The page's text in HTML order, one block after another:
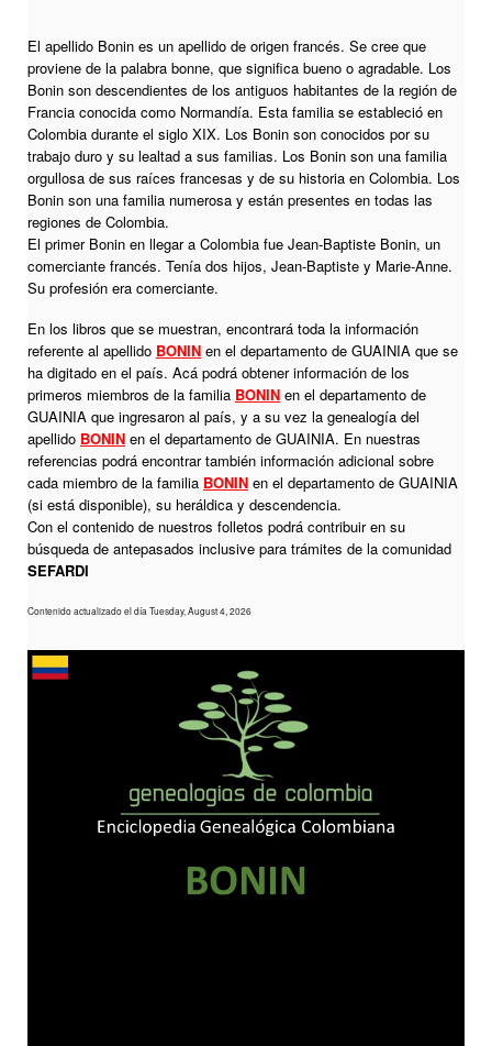
El apellido Bonin es un apellido de origen francés. Se cree que
proviene de la palabra bonne, que significa bueno o agradable. Los
Bonin son descendientes de los antiguos habitantes de la región de
Francia conocida como Normandía. Esta familia se estableció en
Colombia durante el siglo XIX. Los Bonin son conocidos por su
trabajo duro y su lealtad a sus familias. Los Bonin son una familia
orgullosa de sus raíces francesas y de su historia en Colombia. Los
Bonin son una familia numerosa y están presentes en todas las
regiones de Colombia.
El primer Bonin en llegar a Colombia fue Jean-Baptiste Bonin, un
comerciante francés. Tenía dos hijos, Jean-Baptiste y Marie-Anne.
Su profesión era comerciante.
En los libros que se muestran, encontrará toda la información
referente al apellido BONIN en el departamento de GUAINIA que se
ha digitado en el país. Acá podrá obtener información de los
primeros miembros de la familia BONIN en el departamento de
GUAINIA que ingresaron al país, y a su vez la genealogía del
apellido BONIN en el departamento de GUAINIA. En nuestras
referencias podrá encontrar también información adicional sobre
cada miembro de la familia BONIN en el departamento de GUAINIA
(si está disponible), su heráldica y descendencia.
Con el contenido de nuestros folletos podrá contribuir en su
búsqueda de antepasados inclusive para trámites de la comunidad
SEFARDI
Contenido actualizado el día Tuesday, August 4, 2026